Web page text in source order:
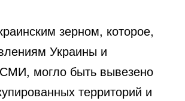
зерном, которое,
Украины и
могло быть вывезено
территорий и